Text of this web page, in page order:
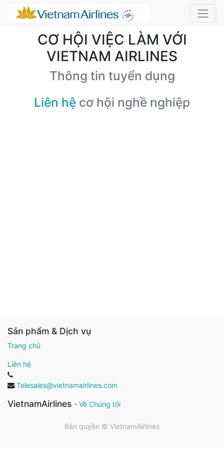
CƠ HỘI VIỆC LÀM VỚI
VIETNAM AIRLINES
Thông tin tuyển dụng
Liên hệ cơ hội nghề nghiệp
Sản phẩm & Dịch vụ
Trang chủ
Liên hệ
Telesales@vietnamairlines.com
VietnamAirlines - Về Chúng tôi
Bản quyền © VietnamAirlines